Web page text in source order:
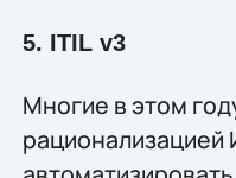
5. ITIL v3
Многие в этом
рационализацией